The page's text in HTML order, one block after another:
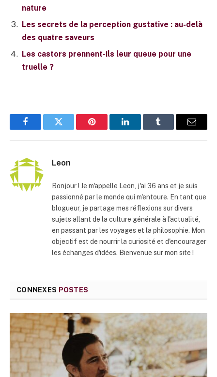
nature
Les secrets de la perception gustative : au-delà
des quatre saveurs
Les castors prennent-ils leur queue pour une
truelle ?
FacebookTwitter Pinterest LinkedInTumblr
E-
Leon
Bonjour ! Je m'appelle Leon, j'ai 36 ans et je suis
passionné par le monde qui m'entoure. En tant que
blogueur, je partage mes réflexions sur divers
sujets allant de la culture générale à l'actualité,
en passant par les voyages et la philosophie. Mon
objectif est de nourrir la curiosité et d'encourager
les échanges d'idées. Bienvenue sur mon site !
CONNEXES POSTES